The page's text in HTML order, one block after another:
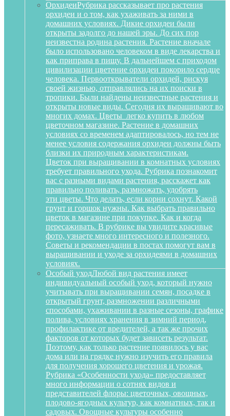
ОрхидеиРубрика рассказывает про растения
орхидеи и о том, как ухаживать за ними в
домашних условиях. Дикие орхидеи были
открыты задолго до нашей эры. До сих пор
неизвестна родина растения. Растение вначале
было использовано человеком в виде лекарства и
как приправа в пищу. В дальнейшем с приходом
цивилизации цветение орхидеи покорило сердце
человека. Первооткрыватели орхидей, рискуя
своей жизнью, отправлялись на их поиски в
тропики. Были найдены неизвестные растения и
открыты новые виды. Сегодня их выращивают во
многих домах. Цветы легко купить в любом
цветочном магазине. Растение в домашних
условиях со временем адаптировалось, но тем не
менее условия содержания орхидеи должны быть
близки их природным характеристикам.
Цветок при выращивании в комнатных условиях
требует правильного ухода. Рубрика познакомит
вас с разными видами растения, расскажет как
правильно поливать, размножать, удобрять
эти цветы. Что делать, если корни сохнут. Какой
грунт и горшок нужны. Как выбрать правильно
цветок в магазине при покупке. Как и когда
пересаживать. В рубрике вы увидите красивые
фото, узнаете много интересного и полезного.
Советы и рекомендации в постах помогут вам в
выращивании и уходе за орхидеями в домашних
условиях.
Особый уходЛюбой вид растения имеет
индивидуальный особый уход, который нужно
учитывать при выращивании семян, посадке в
открытый грунт, размножении различными
способами, ухаживании в разные сезоны, графике
полива, условиях хранения в зимний период,
профилактике от вредителей, а так же прочих
факторов от которых будет зависеть результат.
Поэтому, как только растение появилось у вас
дома или на грядке нужно изучить его правила
для получения хорошего цветения и урожая.
Рубрика «Особенности ухода» предоставляет
много информации о сотнях видов и
представителей флоры: цветочных, овощных,
плодово-ягодных культур, как комнатных, так и
садовых. Овощные культуры особенно